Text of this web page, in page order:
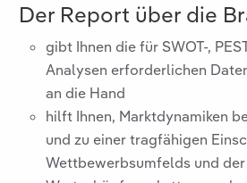
Der Report über die
gibt Ihnen die für SWOT-,
Analysen erforderlichen
an die Hand
hilft Ihnen, Marktdynamiken
und zu einer tragfähigen
Wettbewerbsumfelds und der